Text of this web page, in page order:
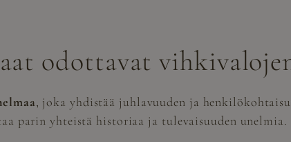
odottavat
, joka yhdistää juhlavuuden ja
parin yhteistä historiaa ja tulevaisuuden unelmia.